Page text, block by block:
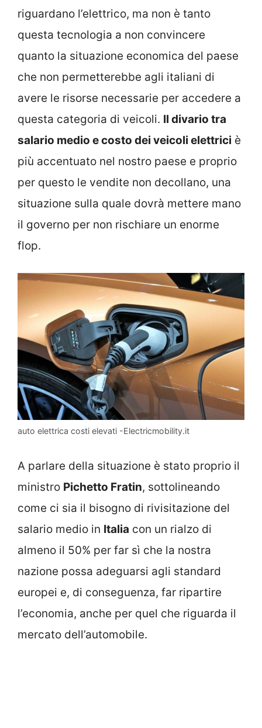
riguardano l’elettrico, ma non è tanto
questa tecnologia a non convincere
quanto la situazione economica del paese
che non permetterebbe agli italiani di
avere le risorse necessarie per accedere a
questa categoria di veicoli. Il divario tra
salario medio e costo dei veicoli elettrici è
più accentuato nel nostro paese e proprio
per questo le vendite non decollano, una
situazione sulla quale dovrà mettere mano
il governo per non rischiare un enorme
flop.
auto elettrica costi elevati -Electricmobility.it
A parlare della situazione è stato proprio il
ministro Pichetto Fratin, sottolineando
come ci sia il bisogno di rivisitazione del
salario medio in Italia con un rialzo di
almeno il 50% per far sì che la nostra
nazione possa adeguarsi agli standard
europei e, di conseguenza, far ripartire
l’economia, anche per quel che riguarda il
mercato dell’automobile.